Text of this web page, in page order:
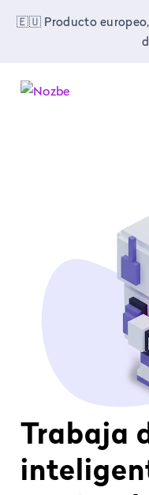
🇪🇺 Producto europeo,
Trabaja